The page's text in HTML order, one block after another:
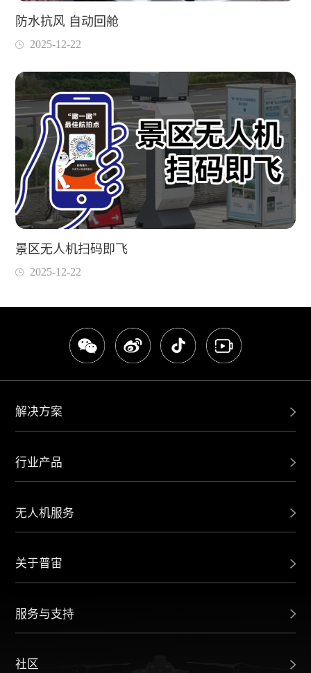
防水抗风 自动回舱
2025-12-22
景区无人机扫码即飞
2025-12-22
解决方案
行业产品
无人机服务
关于普宙
服务与支持
社区